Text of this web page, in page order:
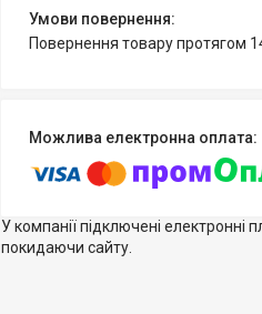
повернення товару протягом
У компанії підключені
покидаючи сайту.